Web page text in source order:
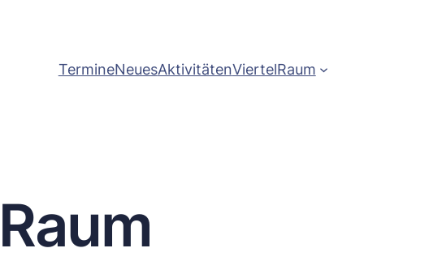
TermineNeuesAktivitätenViertelRaum